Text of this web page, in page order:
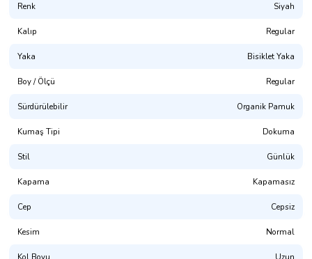
Renk Siyah
Kalıp Regular
Yaka Bisiklet Yaka
Boy / Ölçü Regular
Sürdürülebilir Organik Pamuk
Kumaş Tipi Dokuma
Stil Günlük
Kapama Kapamasız
Cep Cepsiz
Kesim Normal